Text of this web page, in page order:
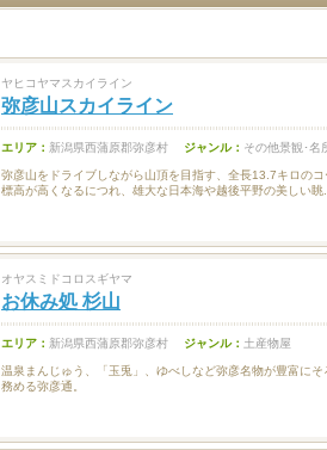
ヤヒコヤマスカイライン
弥彦山スカイライン
エリア： 新潟県西蒲原郡弥彦村 ジャンル： その他景観･名
弥彦山をドライブしながら山頂を目指す、全長13.7キロの
標高が高くなるにつれ、雄大な日本海や越後平野の美しい眺
オヤスミドコロスギヤマ
お休み処 杉山
エリア： 新潟県西蒲原郡弥彦村 ジャンル： 土産物屋
温泉まんじゅう、「玉兎」、ゆべしなど弥彦名物が豊富に
務める弥彦通。